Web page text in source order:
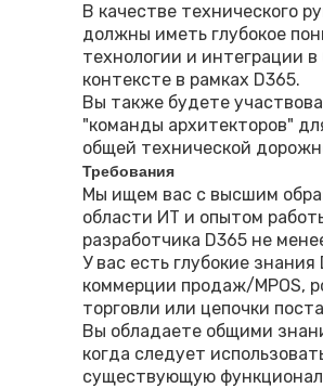
В качестве технического
должны иметь глубокое
технологии и интеграции
контексте в рамках D365.
Вы также будете
"команды архитекторов"
общей технической
Требования
Мы ищем вас с высшим
области ИТ и опытом
разработчика D365 не
У вас есть глубокие знания
коммерции продаж/MPOS,
торговли или цепочки
Вы обладаете общими
когда следует
существующую